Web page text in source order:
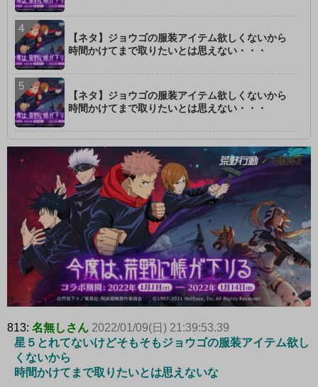
【ネタ】ジョウゴの服装アイテム欲しくないから
時間かけてまで取りたいとは思えない・・・
【ネタ】ジョウゴの服装アイテム欲しくないから
時間かけてまで取りたいとは思えない・・・
813: 名無しさん 2022/01/09(日) 21:39:53.39
星５とれてないけどそもそもジョウゴの服装アイテム欲し
くないから
時間かけてまで取りたいとは思えないな